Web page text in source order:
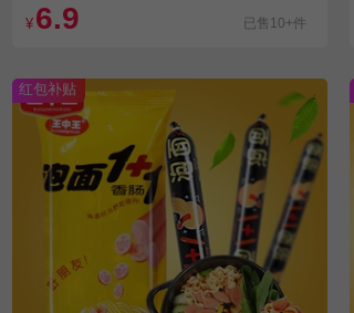
¥ 6.9 已售10+件
红包补贴